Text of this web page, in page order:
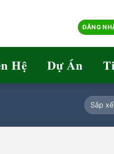
ĐĂNG
Hệ Dự Án